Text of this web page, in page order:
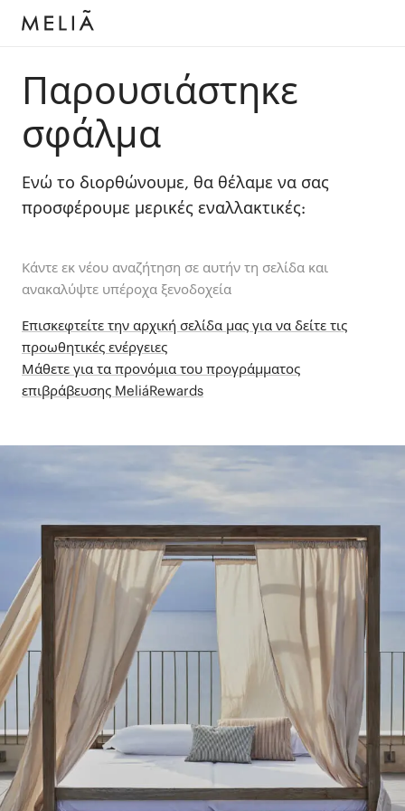
Παρουσιάστηκε
σφάλμα
Ενώ το διορθώνουμε, θα θέλαμε να σας
προσφέρουμε μερικές εναλλακτικές:
Κάντε εκ νέου αναζήτηση σε αυτήν τη σελίδα και
ανακαλύψτε υπέροχα ξενοδοχεία
Επισκεφτείτε την αρχική σελίδα μας για να δείτε τις
προωθητικές ενέργειες
Μάθετε για τα προνόμια του προγράμματος
επιβράβευσης MeliáRewards